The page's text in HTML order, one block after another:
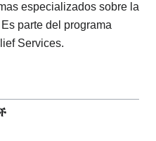
especializados sobre la
parte del programa
Services.